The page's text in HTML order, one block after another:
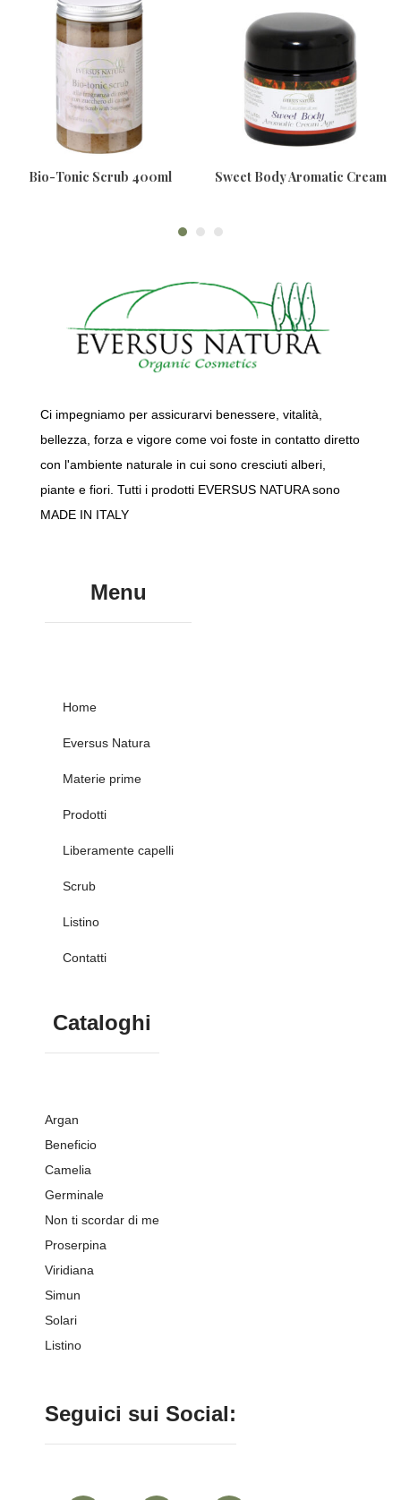
Bio-Tonic Scrub 400ml
Sweet Body Aromatic Cream
Ci impegniamo per assicurarvi benessere, vitalità,
bellezza, forza e vigore come voi foste in contatto diretto
con l'ambiente naturale in cui sono cresciuti alberi,
piante e fiori. Tutti i prodotti EVERSUS NATURA sono
MADE IN ITALY
Menu
Home
Eversus Natura
Materie prime
Prodotti
Liberamente capelli
Scrub
Listino
Contatti
Cataloghi
Argan
Beneficio
Camelia
Germinale
Non ti scordar di me
Proserpina
Viridiana
Simun
Solari
Listino
Seguici sui Social: